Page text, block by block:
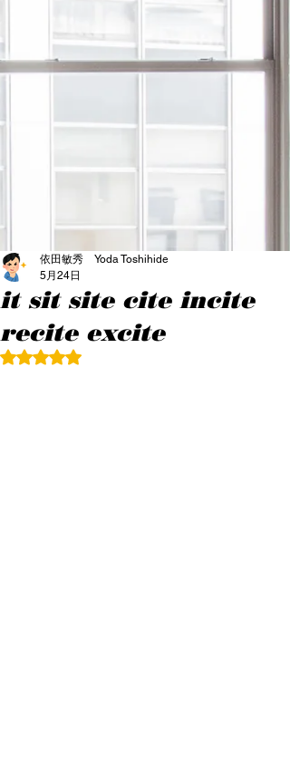
it sit site cite incite
recite excite
依田敏秀 Yoda Toshihide
5月24日
5つ星のうちNaNと評価されています。